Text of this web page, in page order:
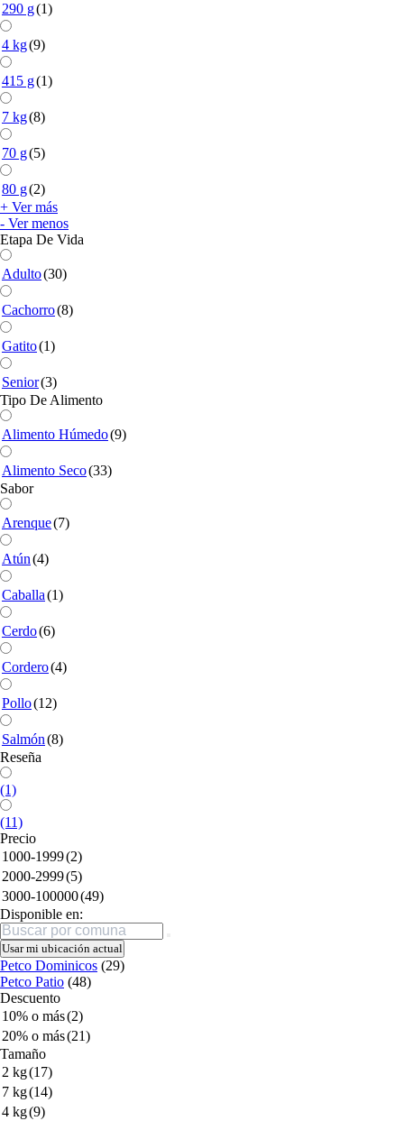
290 g(1)
4 kg(9)
415 g(1)
7 kg(8)
70 g(5)
80 g(2)
+ Ver más
- Ver menos
Etapa De Vida
Adulto(30)
Cachorro(8)
Gatito(1)
Senior(3)
Tipo De Alimento
Alimento Húmedo(9)
Alimento Seco(33)
Sabor
Arenque(7)
Atún(4)
Caballa(1)
Cerdo(6)
Cordero(4)
Pollo(12)
Salmón(8)
Reseña
(1)
(11)
Precio
1000-1999(2)
2000-2999(5)
3000-100000(49)
Disponible en:
Buscar
Usar mi ubicación actual
Petco Dominicos (29)
Petco Patio (48)
Descuento
10% o más(2)
20% o más(21)
Tamaño
2 kg(17)
7 kg(14)
4 kg(9)